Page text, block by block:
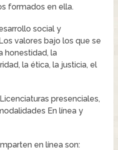
formados en ella.
social y
valores bajo los que se
honestidad, la
la ética, la justicia, el
presenciales,
En línea y
en línea son: